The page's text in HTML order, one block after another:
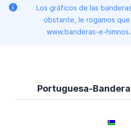
Los gráficos de las
obstante, le rogamos
www.banderas-e-
Portuguesa-